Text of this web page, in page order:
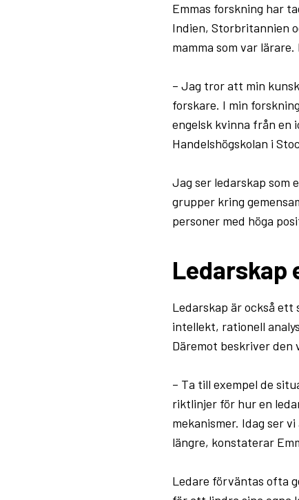
Emmas forskning har
Indien, Storbritannien
mamma som var
– Jag tror att min
forskare. I min
engelsk kvinna från en
Handelshögskolan i
Jag ser ledarskap
grupper kring
personer med höga
Ledarskap
Ledarskap är också ett
intellekt, rationell
Däremot beskriver den
– Ta till exempel de
riktlinjer för hur en
mekanismer. Idag ser
längre, konstaterar
Ledare förväntas ofta